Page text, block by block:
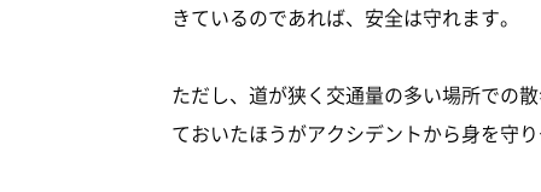
きているのであれば、安全は守れます。
ただし、道が狭く交通量の多い場所での
ておいたほうがアクシデントから身を守